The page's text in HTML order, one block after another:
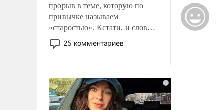
прорыв в теме, которую по
привычке называем
«старостью». Кстати, и слово-
то это уже стараются не
использовать – так же, как
что оно уже несет негативные
коннотации.
25 комментариев